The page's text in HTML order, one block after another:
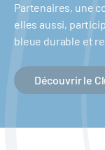
Partenaires, une
elles aussi,
bleue durable et
Découvrir le